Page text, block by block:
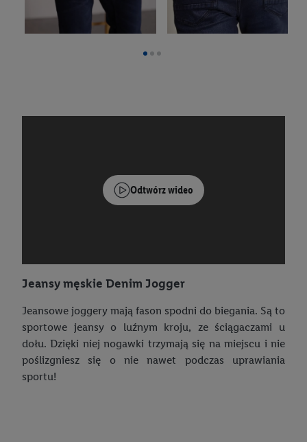
Odtwórz wideo
Jeansy męskie Denim Jogger
Jeansowe joggery mają fason spodni do biegania. Są to
sportowe jeansy o luźnym kroju, ze ściągaczami u
dołu. Dzięki niej nogawki trzymają się na miejscu i nie
poślizgniesz się o nie nawet podczas uprawiania
sportu!